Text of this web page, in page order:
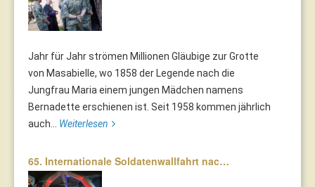
Jahr für Jahr strömen Millionen Gläubige zur Grotte
von Masabielle, wo 1858 der Legende nach die
Jungfrau Maria einem jungen Mädchen namens
Bernadette erschienen ist. Seit 1958 kommen jährlich
auch... Weiterlesen
65. Internationale Soldatenwallfahrt nac…